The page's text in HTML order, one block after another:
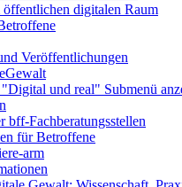
digitalen Raum
Veröffentlichungen
und real" Submenü
bff-Fachberatungsstellen
für Betroffene
arm